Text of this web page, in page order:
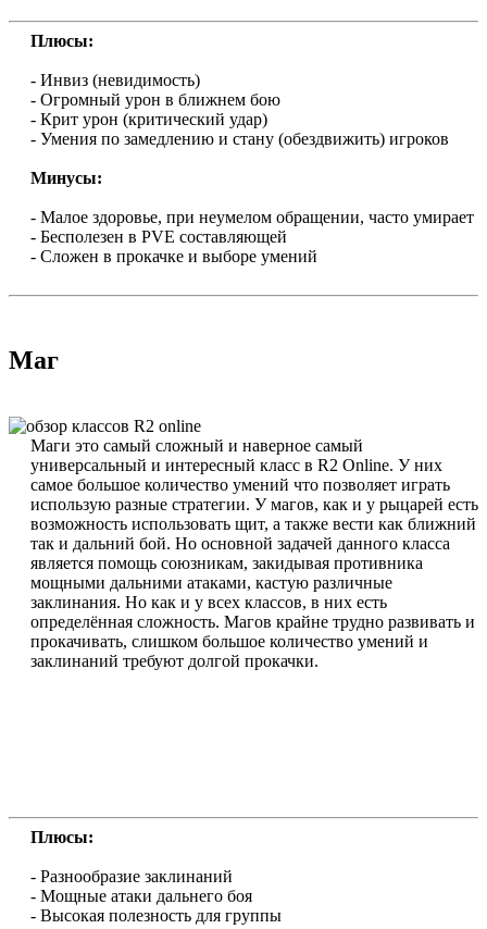
Плюсы:
- Инвиз (невидимость)
- Огромный урон в ближнем бою
- Крит урон (критический удар)
- Умения по замедлению и стану (обездвижить) игроков
Минусы:
- Малое здоровье, при неумелом обращении, часто умирает
- Бесполезен в PVE составляющей
- Сложен в прокачке и выборе умений
Маг
Маги это самый сложный и наверное самый
универсальный и интересный класс в R2 Online. У них
самое большое количество умений что позволяет играть
использую разные стратегии. У магов, как и у рыцарей есть
возможность использовать щит, а также вести как ближний
так и дальний бой. Но основной задачей данного класса
является помощь союзникам, закидывая противника
мощными дальними атаками, кастую различные
заклинания. Но как и у всех классов, в них есть
определённая сложность. Магов крайне трудно развивать и
прокачивать, слишком большое количество умений и
заклинаний требуют долгой прокачки.
Плюсы:
- Разнообразие заклинаний
- Мощные атаки дальнего боя
- Высокая полезность для группы